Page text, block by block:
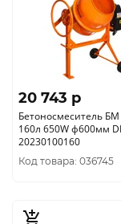
20 743 p
Бетоносмеситель БМ
160л 650W ф600мм DEKADO
20230100160
Код товара: 036745